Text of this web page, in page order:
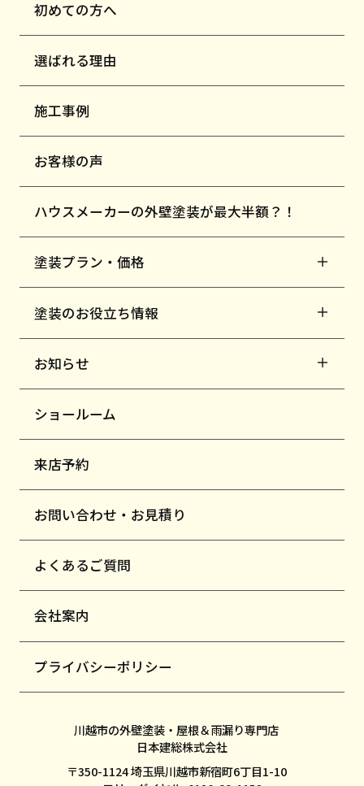
初めての方へ
選ばれる理由
施工事例
お客様の声
ハウスメーカーの外壁塗装が最大半額？！
塗装プラン・価格
塗装のお役立ち情報
お知らせ
ショールーム
来店予約
お問い合わせ・お見積り
よくあるご質問
会社案内
プライバシーポリシー
川越市の外壁塗装・屋根＆雨漏り専門店
日本建総株式会社
〒350-1124 埼玉県川越市新宿町6丁目1-10